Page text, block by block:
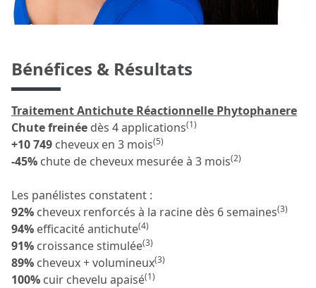
Bénéfices & Résultats
Traitement Antichute Réactionnelle Phytophanere
Chute freinée dès 4 applications(1)
+10 749 cheveux en 3 mois(5)
-45% chute de cheveux mesurée à 3 mois(2)
Les panélistes constatent :
92% cheveux renforcés à la racine dès 6 semaines(3)
94% efficacité antichute(4)
91% croissance stimulée(3)
89% cheveux + volumineux(3)
100% cuir chevelu apaisé(1)